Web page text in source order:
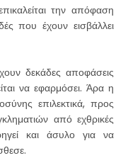
την απόφαση
που έχουν εισβάλλει
δεκάδες αποφάσεις
να εφαρμόσει. Άρα η
επιλεκτικά, προς
από εχθρικές
και άσυλο για να